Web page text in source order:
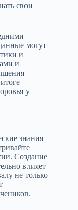
свои
могут
и
и
у
знания
Создание
влияет
не только